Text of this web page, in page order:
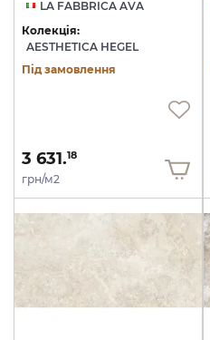
LA FABBRICA AVA
Колекція:
AESTHETICA HEGEL
Під замовлення
3 631.18
грн/м2